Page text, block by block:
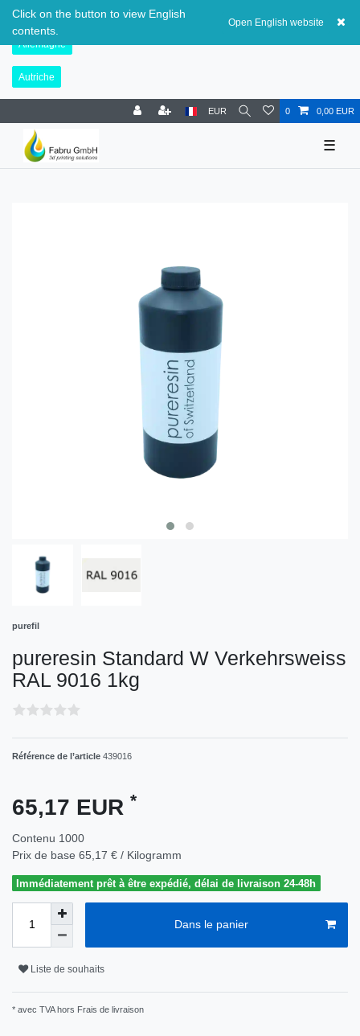
Click on the button to view English
contents.
Open English website
Suisse
Allemagne
Autriche
EUR 0 0,00 EUR
☰
purefil
pureresin Standard W Verkehrsweiss
RAL 9016 1kg
Référence de l’article 439016
65,17 EUR *
Contenu 1000
Prix de base 65,17 € / Kilogramm
Immédiatement prêt à être expédié, délai de livraison 24-48h
Dans le panier
Liste de souhaits
* avec TVA hors Frais de livraison